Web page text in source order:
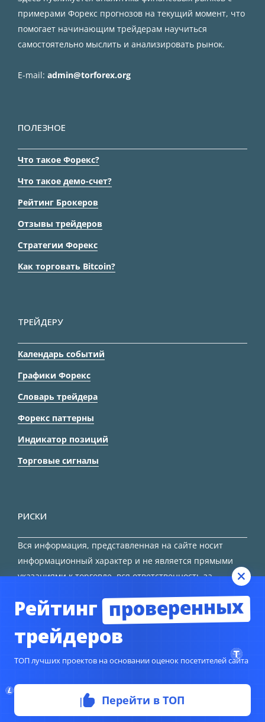
примерами Форекс прогнозов на текущий момент, что
помогает начинающим трейдерам научиться
самостоятельно мыслить и анализировать рынок.
E-mail: admin@torforex.org
ПОЛЕЗНОЕ
Что такое Форекс?
Что такое демо-счет?
Рейтинг Брокеров
Отзывы трейдеров
Стратегии Форекс
Как торговать Bitcoin?
ТРЕЙДЕРУ
Календарь событий
Графики Форекс
Словарь трейдера
Форекс паттерны
Индикатор позиций
Торговые сигналы
РИСКИ
Вся информация, представленная на сайте носит
информационный характер и не является прямыми
указаниями к торговле, вся ответственность за
© Copyright 2024TORFOREX.COM
Рейтинг проверенных
трейдеров
ТОП лучших проектов на основании оценок посетителей сайта
Перейти в ТОП